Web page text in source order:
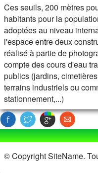
Ces seuils, 200 mètres
habitants pour la
adoptées au niveau
l'espace entre deux
réalisé à partie de
compte des cours d'eau
publics (jardins,
terrains industriels ou
stationnement,...)
© Copyright SiteName.